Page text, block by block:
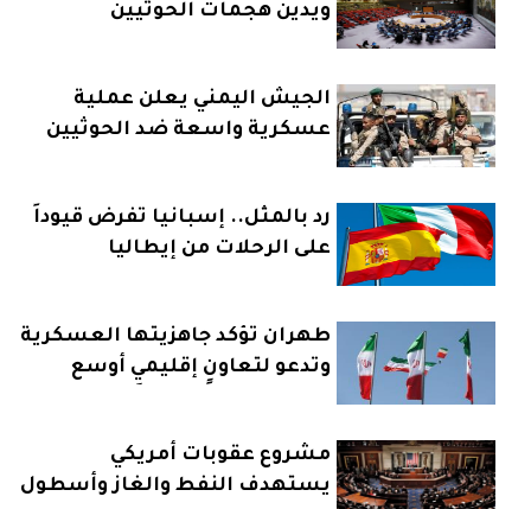
ويدين هجمات الحوثيين
الجيش اليمني يعلن عملية
عسكرية واسعة ضد الحوثيين
رد بالمثل.. إسبانيا تفرض قيوداً
على الرحلات من إيطاليا
طهران تؤكد جاهزيتها العسكرية
وتدعو لتعاونٍ إقليميٍ أوسع
مشروع عقوبات أمريكي
يستهدف النفط والغاز وأسطول